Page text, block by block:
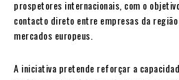
prospetores internacionais, com o
contacto direto entre empresas da
mercados europeus.
A iniciativa pretende reforçar a